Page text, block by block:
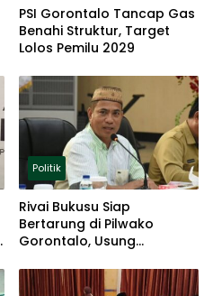
PSI Gorontalo Tancap Gas
Benahi Struktur, Target
Lolos Pemilu 2029
Politik
Rivai Bukusu Siap
Bertarung di Pilwako
Gorontalo, Usung
Politik